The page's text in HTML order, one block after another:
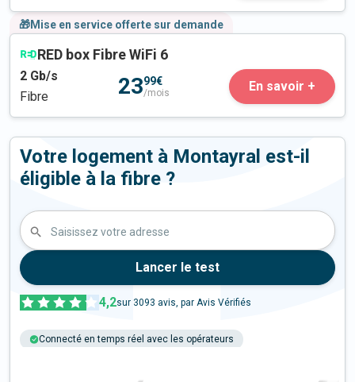
🎁Mise en service offerte sur demande
RED box Fibre WiFi 6
2 Gb/s
Fibre
2399€
/mois En savoir +
Votre logement à Montayral est-il
éligible à la fibre ?
Saisissez votre adresse
Lancer le test
4,2sur 3093 avis, par Avis Vérifiés
Connecté en temps réel avec les opérateurs